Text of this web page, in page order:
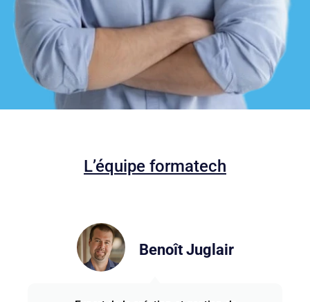
L’équipe formatech
Benoît Juglair